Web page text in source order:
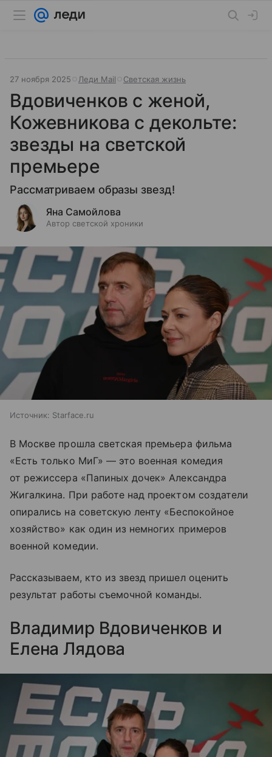
27 ноября 2025 Леди Mail Светская жизнь
Вдовиченков с женой,
Кожевникова с декольте:
звезды на светской
премьере
Рассматриваем образы звезд!
Яна Самойлова
Автор светской хроники
Источник: Starface.ru
В Москве прошла светская премьера фильма
«Есть только МиГ» — это военная комедия
от режиссера «Папиных дочек» Александра
Жигалкина. При работе над проектом создатели
опирались на советскую ленту «Беспокойное
хозяйство» как один из немногих примеров
военной комедии.
Рассказываем, кто из звезд пришел оценить
результат работы съемочной команды.
Владимир Вдовиченков и
Елена Лядова